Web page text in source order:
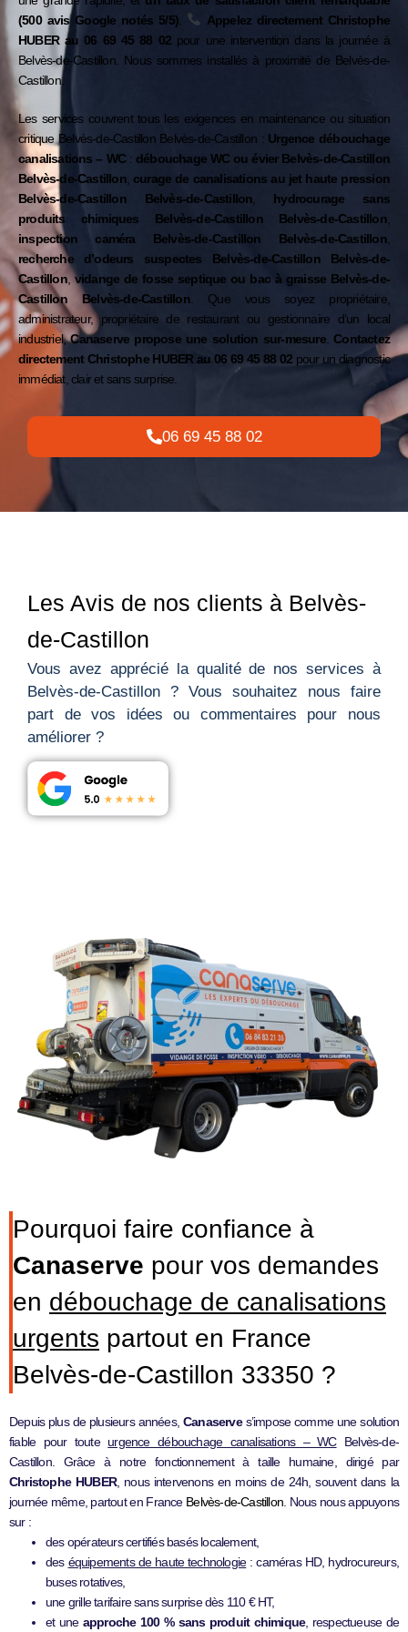
(500 avis Google notés 5/5).
Appelez directement Christophe
HUBER au 06 69 45 88 02pour une intervention dans la journée à
Belvès-de-Castillon. Nous sommes installés à proximité de Belvès-de-
Castillon.
Les services couvrent tous les exigences en maintenance ou situation
critique Belvès-de-Castillon Belvès-de-Castillon : Urgence débouchage
canalisations – WC: débouchage WC ou évier Belvès-de-Castillon
Belvès-de-Castillon, curage de canalisations au jet haute pression
Belvès-de-Castillon Belvès-de-Castillon
hydrocurage sans
produits chimiques Belvès-de-Castillon Belvès-de-Castillon,
inspection caméra Belvès-de-Castillon Belvès-de-Castillon,
recherche d’odeurs suspectes Belvès-de-Castillon Belvès-de-
Castillon,vidange de fosse septique ou bac à graisse Belvès-de-
Castillon Belvès-de-Castillon. Que vous soyez propriétaire,
administrateur, propriétaire de restaurant ou gestionnaire d’un local
industriel,Canaserve propose une solution sur-mesure. Contactez
directement Christophe HUBER au 06 69 45 88 02 pour un diagnostic
immédiat, clair et sans surprise.
06 69 45 88 02
Les Avis de nos clients à Belvès-
de-Castillon
Vous avez apprécié la qualité de nos services à
Belvès-de-Castillon ? Vous souhaitez nous faire
part de vos idées ou commentaires pour nous
améliorer ?
Pourquoi faire confiance à
Canaserve pour vos demandes
en débouchage de canalisations
urgents partout en France
Belvès-de-Castillon 33350 ?
Depuis plus de plusieurs années, Canaserves’impose comme une solution
fiable pour toute urgence débouchage canalisations – WCBelvès-de-
Castillon. Grâce à notre fonctionnement à taille humaine, dirigé par
Christophe HUBER, nous intervenons en moins de 24h, souvent dans la
journée même, partout en France Belvès-de-Castillon. Nous nous appuyons
sur :
des opérateurs certifiés basés localement,
des équipements de haute technologie: caméras HD, hydrocureurs,
buses rotatives,
une grille tarifaire sans surprise dès 110 € HT,
et une approche 100 % sans produit chimique, respectueuse de